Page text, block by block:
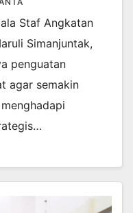
Staf Angkatan
Simanjuntak,
penguatan
agar semakin